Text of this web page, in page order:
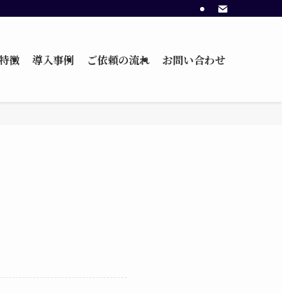
徴 導入事例 ご依頼の流れ お問い合わせ